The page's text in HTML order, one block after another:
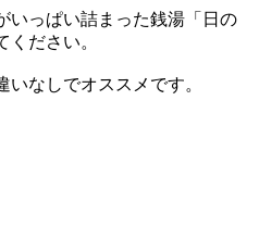
いっぱい詰まった銭湯「日の
ださい。
いなしでオススメです。